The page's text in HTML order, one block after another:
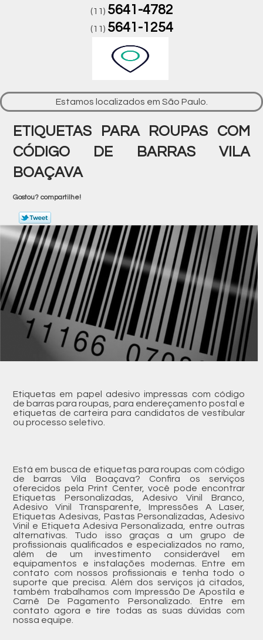
(11) 5641-4782
(11) 5641-1254
Estamos localizados em São Paulo.
ETIQUETAS PARA ROUPAS COM
CÓDIGO DE BARRAS VILA
BOAÇAVA
Gostou? compartilhe!
Etiquetas em papel adesivo impressas com código
de barras para roupas, para endereçamento postal e
etiquetas de carteira para candidatos de vestibular
ou processo seletivo.
Está em busca de etiquetas para roupas com código
de barras Vila Boaçava? Confira os serviços
oferecidos pela Print Center, você pode encontrar
Etiquetas Personalizadas, Adesivo Vinil Branco,
Adesivo Vinil Transparente, Impressões A Laser,
Etiquetas Adesivas, Pastas Personalizadas, Adesivo
Vinil e Etiqueta Adesiva Personalizada, entre outras
alternativas. Tudo isso graças a um grupo de
profissionais qualificados e especializados no ramo,
além de um investimento considerável em
equipamentos e instalações modernas. Entre em
contato com nossos profissionais e tenha todo o
suporte que precisa. Além dos serviços já citados,
também trabalhamos com Impressão De Apostila e
Carnê De Pagamento Personalizado. Entre em
contato agora e tire todas as suas dúvidas com
nossa equipe.